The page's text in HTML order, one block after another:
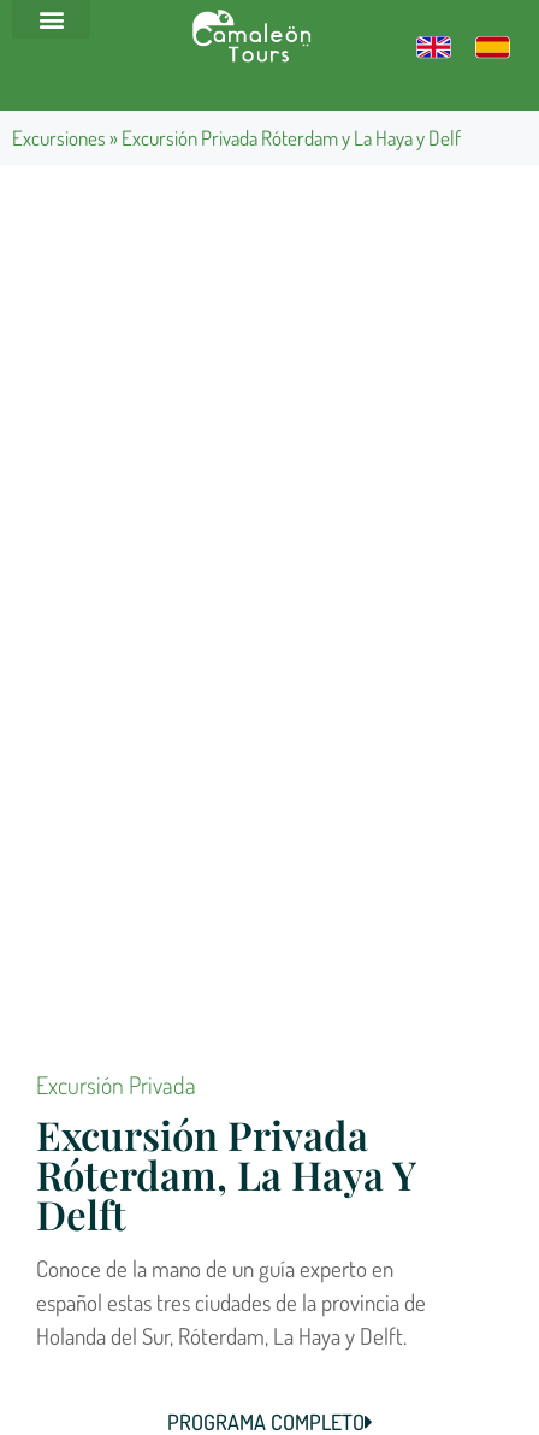
Excursiones»Excursión Privada Róterdam y La Haya y Delf
Excursión Privada
Excursión Privada
Róterdam, La Haya Y
Delft
Conoce de la mano de un guía experto en
español estas tres ciudades de la provincia de
Holanda del Sur, Róterdam, La Haya y Delft.
PROGRAMA COMPLETO